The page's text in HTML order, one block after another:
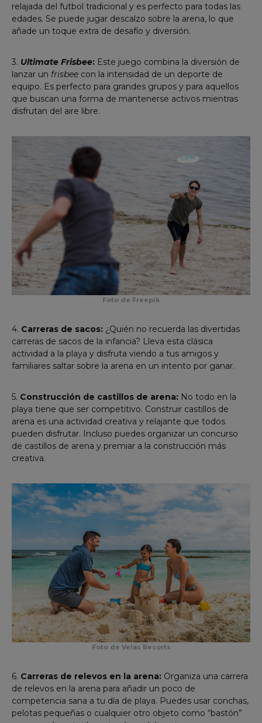
relajada del futbol tradicional y es perfecto para todas las
edades. Se puede jugar descalzo sobre la arena, lo que
añade un toque extra de desafío y diversión.
3. Ultimate Frisbee: Este juego combina la diversión de
lanzar un frisbee con la intensidad de un deporte de
equipo. Es perfecto para grandes grupos y para aquellos
que buscan una forma de mantenerse activos mientras
disfrutan del aire libre.
Foto de Freepik
4. Carreras de sacos: ¿Quién no recuerda las divertidas
carreras de sacos de la infancia? Lleva esta clásica
actividad a la playa y disfruta viendo a tus amigos y
familiares saltar sobre la arena en un intento por ganar.
5. Construcción de castillos de arena: No todo en la
playa tiene que ser competitivo. Construir castillos de
arena es una actividad creativa y relajante que todos
pueden disfrutar. Incluso puedes organizar un concurso
de castillos de arena y premiar a la construcción más
creativa.
Foto de Velas Resorts
6. Carreras de relevos en la arena: Organiza una carrera
de relevos en la arena para añadir un poco de
competencia sana a tu día de playa. Puedes usar conchas,
pelotas pequeñas o cualquier otro objeto como “bastón”